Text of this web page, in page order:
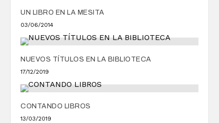
UN LIBRO EN LA MESITA
03/06/2014
NUEVOS TÍTULOS EN LA BIBLIOTECA
17/12/2019
CONTANDO LIBROS
13/03/2019